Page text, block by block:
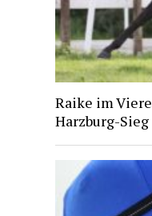
Raike im
Harzburg-Sieg